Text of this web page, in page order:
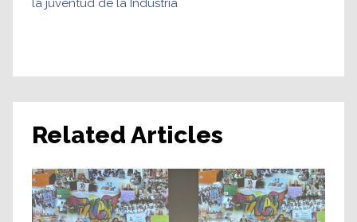
la juventud de la Industria
Related Articles